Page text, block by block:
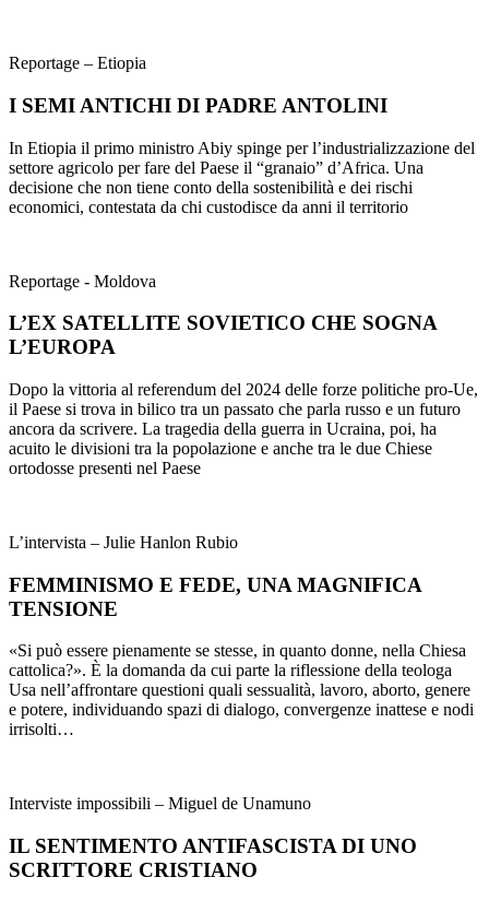
Reportage – Etiopia
I SEMI ANTICHI DI PADRE ANTOLINI
In Etiopia il primo ministro Abiy spinge per l’industrializzazione del
settore agricolo per fare del Paese il “granaio” d’Africa. Una
decisione che non tiene conto della sostenibilità e dei rischi
economici, contestata da chi custodisce da anni il territorio
Reportage - Moldova
L’EX SATELLITE SOVIETICO CHE SOGNA
L’EUROPA
Dopo la vittoria al referendum del 2024 delle forze politiche pro-Ue,
il Paese si trova in bilico tra un passato che parla russo e un futuro
ancora da scrivere. La tragedia della guerra in Ucraina, poi, ha
acuito le divisioni tra la popolazione e anche tra le due Chiese
ortodosse presenti nel Paese
L’intervista – Julie Hanlon Rubio
FEMMINISMO E FEDE, UNA MAGNIFICA
TENSIONE
«Si può essere pienamente se stesse, in quanto donne, nella Chiesa
cattolica?». È la domanda da cui parte la riflessione della teologa
Usa nell’affrontare questioni quali sessualità, lavoro, aborto, genere
e potere, individuando spazi di dialogo, convergenze inattese e nodi
irrisolti…
Interviste impossibili – Miguel de Unamuno
IL SENTIMENTO ANTIFASCISTA DI UNO
SCRITTORE CRISTIANO